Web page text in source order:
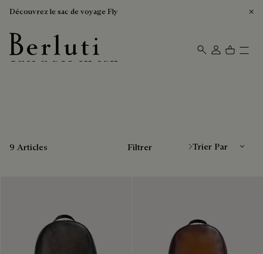
Découvrez le sac de voyage Fly
Page d'Accueil Berluti
Sacs à dos en cuir
9 Articles Filtrer